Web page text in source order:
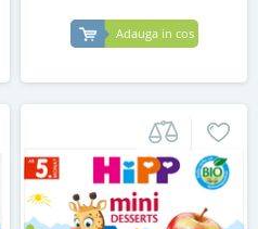
Adauga in cos